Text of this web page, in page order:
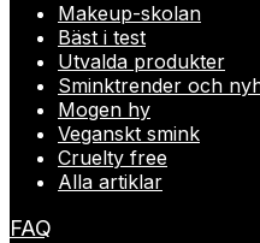
Makeup-skolan
Bäst i test
Utvalda produkter
Sminktrender och
Mogen hy
Veganskt smink
Cruelty free
Alla artiklar
FAQ